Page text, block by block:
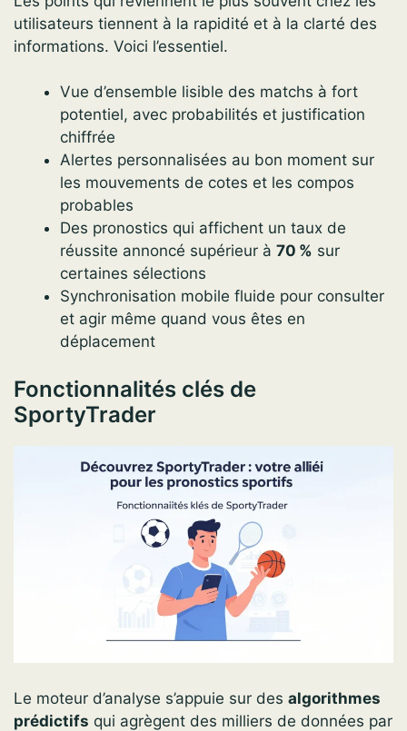
utilisateurs tiennent à la rapidité et à la clarté des
informations. Voici l’essentiel.
Vue d’ensemble lisible des matchs à fort
potentiel, avec probabilités et justification
chiffrée
Alertes personnalisées au bon moment sur
les mouvements de cotes et les compos
probables
Des pronostics qui affichent un taux de
réussite annoncé supérieur à 70 % sur
certaines sélections
Synchronisation mobile fluide pour consulter
et agir même quand vous êtes en
déplacement
Fonctionnalités clés de
SportyTrader
Le moteur d’analyse s’appuie sur des algorithmes
prédictifs qui agrègent des milliers de données par